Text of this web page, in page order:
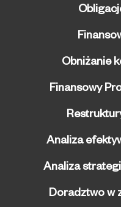
Obniżanie
Finansowy
Analiza
Analiza
Doradztwo w